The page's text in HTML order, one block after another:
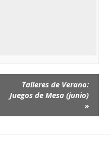
Talleres de Verano:
Juegos de Mesa (junio)
»